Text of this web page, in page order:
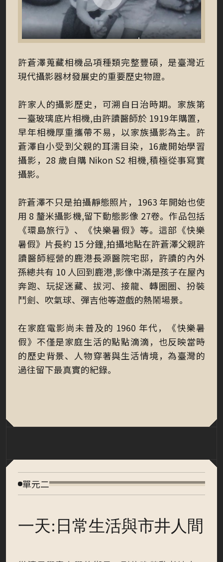
點
前
往
播
放
片
許蒼澤蒐藏相機品項種類完整豐碩，是臺灣近
現代攝影器材發展史的重要歷史物證。
許家人的攝影歷史，可溯自日治時期。家族第
一臺玻璃底片相機,由許讀醫師於 1919年購置，
早年相機厚重攜帶不易，以家族攝影為主。許
蒼澤自小受到父親的耳濡目染，16歲開始學習
攝影，28 歲自購 Nikon S2 相機,積極從事寫實
攝影。
許蒼澤不只是拍攝靜態照片，1963 年開始也使
用 8 釐米攝影機,留下動態影像 27卷。作品包括
《環島旅行》、《快樂暑假》等。這部《快樂
暑假》片長約 15 分鐘,拍攝地點在許蒼澤父親許
讀醫師經營的鹿港長源醫院宅邸，許讀的內外
孫總共有 10 人回到鹿港,影像中滿是孩子在屋內
奔跑、玩捉迷藏、拔河、接龍、轉圈圈、扮裝
鬥劍、吹氣球、彈吉他等遊戲的熱鬧場景。
在家庭電影尚未普及的 1960 年代，《快樂暑
假》不僅是家庭生活的點點滴滴，也反映當時
的歷史背景、人物穿著與生活情境，為臺灣的
過往留下最真實的紀錄。
單元二
一天:日常生活與市井人間